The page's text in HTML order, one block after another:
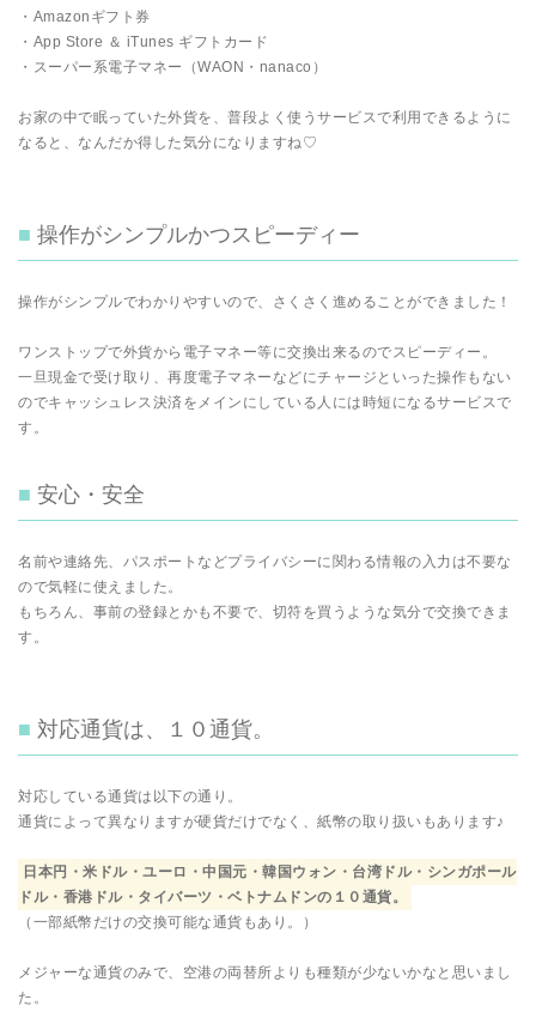
・Amazonギフト券
・App Store ＆ iTunes ギフトカード
・スーパー系電子マネー（WAON・nanaco）
お家の中で眠っていた外貨を、普段よく使うサービスで利用できるように
なると、なんだか得した気分になりますね♡
操作がシンプルかつスピーディー
操作がシンプルでわかりやすいので、さくさく進めることができました！
ワンストップで外貨から電子マネー等に交換出来るのでスピーディー。
一旦現金で受け取り、再度電子マネーなどにチャージといった操作もない
のでキャッシュレス決済をメインにしている人には時短になるサービスで
す。
安心・安全
名前や連絡先、パスポートなどプライバシーに関わる情報の入力は不要な
ので気軽に使えました。
もちろん、事前の登録とかも不要で、切符を買うような気分で交換できま
す。
対応通貨は、１０通貨。
対応している通貨は以下の通り。
通貨によって異なりますが硬貨だけでなく、紙幣の取り扱いもあります♪
日本円・米ドル・ユーロ・中国元・韓国ウォン・台湾ドル・シンガポール
ドル・香港ドル・タイバーツ・ベトナムドンの１０通貨。
（一部紙幣だけの交換可能な通貨もあり。）
メジャーな通貨のみで、空港の両替所よりも種類が少ないかなと思いまし
た。